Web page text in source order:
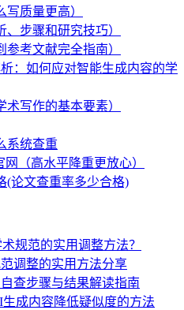
质量更高）
步骤和研究技巧）
考文献完全指南）
：如何应对智能生成内容的学
写作的基本要素）
系统查重
网（高水平降重更放心）
(论文查重率多少合格)
规范的实用调整方法？
调整的实用方法分享
查步骤与结果解读指南
成内容降低疑似度的方法